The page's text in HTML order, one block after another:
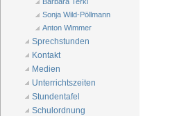
Barbara Terkl
Sonja Wild-Pöllmann
Anton Wimmer
Sprechstunden
Kontakt
Medien
Unterrichtszeiten
Stundentafel
Schulordnung